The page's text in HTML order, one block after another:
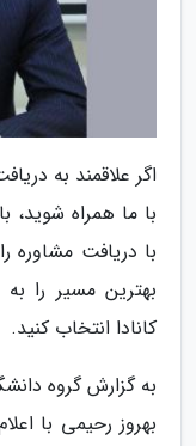
اگر علاقمند به
با ما همراه شوید،
با دریافت مشاوره
بهترین مسیر را
کانادا انتخاب کنید.
به گزارش گروه
بهروز رحیمی با